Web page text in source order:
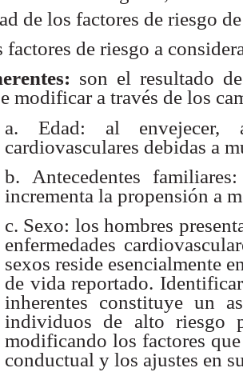
de los factores de riesgo
factores de riesgo a
son el resultado
modificar a través de los
a. Edad: al envejecer,
cardiovasculares debidas a
b. Antecedentes
incrementa la propensión a
c. Sexo: los hombres
enfermedades
sexos reside esencialmente
de vida reportado.
inherentes constituye un
individuos de alto riesgo
modificando los factores
conductual y los ajustes en